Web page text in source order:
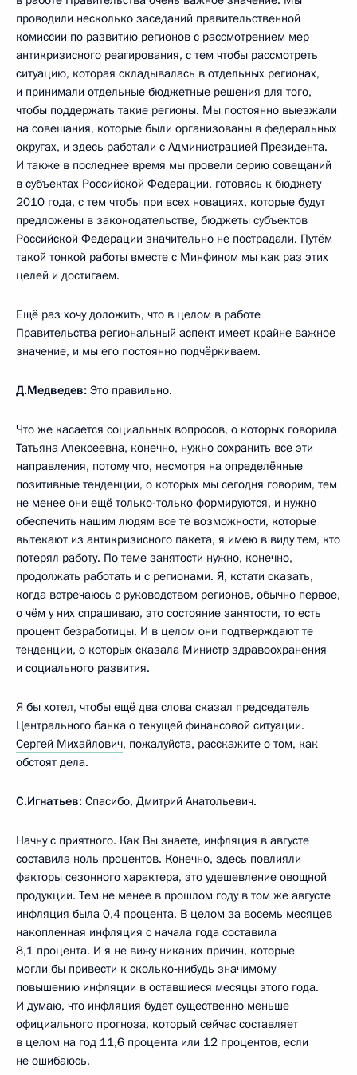
проводили несколько заседаний правительственной
комиссии по развитию регионов с рассмотрением мер
антикризисного реагирования, с тем чтобы рассмотреть
ситуацию, которая складывалась в отдельных регионах,
и принимали отдельные бюджетные решения для того,
чтобы поддержать такие регионы. Мы постоянно выезжали
на совещания, которые были организованы в федеральных
округах, и здесь работали с Администрацией Президента.
И также в последнее время мы провели серию совещаний
в субъектах Российской Федерации, готовясь к бюджету
2010 года, с тем чтобы при всех новациях, которые будут
предложены в законодательстве, бюджеты субъектов
Российской Федерации значительно не пострадали. Путём
такой тонкой работы вместе с Минфином мы как раз этих
целей и достигаем.
Ещё раз хочу доложить, что в целом в работе
Правительства региональный аспект имеет крайне важное
значение, и мы его постоянно подчёркиваем.
Д.Медведев: Это правильно.
Что же касается социальных вопросов, о которых говорила
Татьяна Алексеевна, конечно, нужно сохранить все эти
направления, потому что, несмотря на определённые
позитивные тенденции, о которых мы сегодня говорим, тем
не менее они ещё только-только формируются, и нужно
обеспечить нашим людям все те возможности, которые
вытекают из антикризисного пакета, я имею в виду тем, кто
потерял работу. По теме занятости нужно, конечно,
продолжать работать и с регионами. Я, кстати сказать,
когда встречаюсь с руководством регионов, обычно первое,
о чём у них спрашиваю, это состояние занятости, то есть
процент безработицы. И в целом они подтверждают те
тенденции, о которых сказала Министр здравоохранения
и социального развития.
Я бы хотел, чтобы ещё два слова сказал председатель
Центрального банка о текущей финансовой ситуации.
Сергей Михайлович, пожалуйста, расскажите о том, как
обстоят дела.
С.Игнатьев: Спасибо, Дмитрий Анатольевич.
Начну с приятного. Как Вы знаете, инфляция в августе
составила ноль процентов. Конечно, здесь повлияли
факторы сезонного характера, это удешевление овощной
продукции. Тем не менее в прошлом году в том же августе
инфляция была 0,4 процента. В целом за восемь месяцев
накопленная инфляция с начала года составила
8,1 процента. И я не вижу никаких причин, которые
могли бы привести к сколько‑нибудь значимому
повышению инфляции в оставшиеся месяцы этого года.
И думаю, что инфляция будет существенно меньше
официального прогноза, который сейчас составляет
в целом на год 11,6 процента или 12 процентов, если
не ошибаюсь.